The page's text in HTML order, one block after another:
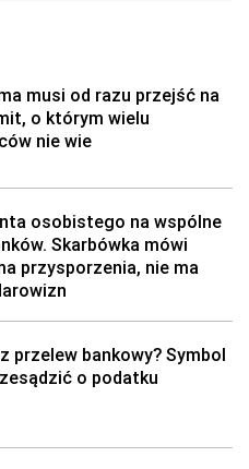
musi od razu przejść na
o którym wielu
nie wie
osobistego na wspólne
Skarbówka mówi
przysporzenia, nie ma
przelew bankowy? Symbol
o podatku